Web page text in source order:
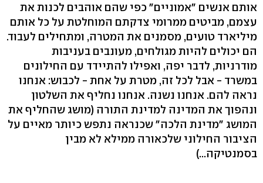
אותם אנשים "אמוניים" כפי שהם אוהבים לכנות את
עצמם, מביטים ממרומי צדקתם המוחלטת על כל אותם
מיליארד טועים, מסמנים את המטרה, ומתחילים לעבוד.
הם יכולים להיות מגולחים, מעונבים בעניבות
מודרניות, לדבר יפה, ואפילו להתיידד עם החילונים
במשרד - אבל לכל זה, מטרת על אחת - לכבוש: אנחנו
נראה להם. אנחנו נשנה. אנחנו נחליף את השלטון
ונהפוך את המדינה למדינת התורה (מושג שהחליף את
המושג "מדינת הלכה" שכנראה נתפש כיותר מאיים על
הציבור החילוני שלכאורה ממילא לא מבין
בסמנטיקה...)